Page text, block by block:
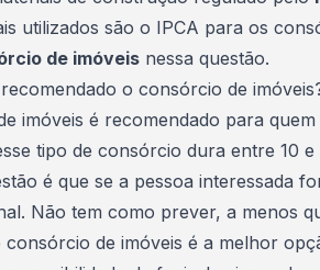
utilizados são o IPCA para os
de imóveis nessa questão.
o consórcio de
imóveis é recomendado para quem
tipo de consórcio dura entre 10 e
é que se a pessoa interessada
Não tem como prever, a menos
consórcio de imóveis é a melhor